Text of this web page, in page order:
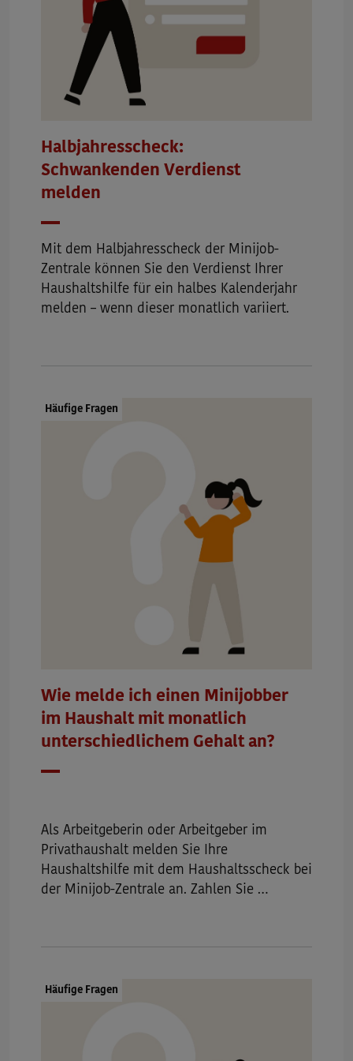
Halbjahresscheck:
Schwankenden Verdienst
melden
Mit dem Halbjahresscheck der Minijob-
Zentrale können Sie den Verdienst Ihrer
Haushaltshilfe für ein halbes Kalenderjahr
melden – wenn dieser monatlich variiert.
Dokumenttyp:
Häufige Fragen
Wie melde ich einen Minijobber
im Haushalt mit monatlich
unterschiedlichem Gehalt an?
Als Arbeitgeberin oder Arbeitgeber im
Privathaushalt melden Sie Ihre
Haushaltshilfe mit dem Haushaltsscheck bei
der Minijob-Zentrale an. Zahlen Sie …
Dokumenttyp:
Häufige Fragen